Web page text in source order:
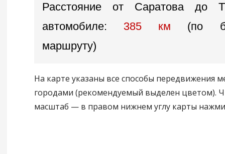
Расстояние от Саратова до
автомобиле: 385 км (по
маршруту)
На карте указаны все способы передвижения
городами (рекомендуемый выделен цветом).
масштаб — в правом нижнем углу карты